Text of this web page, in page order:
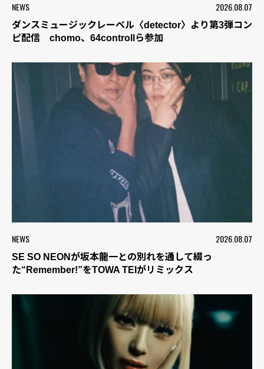
NEWS 2026.08.07
ダンスミュージックレーベル〈detector〉より第3弾コン
ピ配信 chomo、64controllら参加
NEWS 2026.08.07
SE SO NEONが坂本龍一との別れを通して綴っ
た“Remember!”をTOWA TEIがリミックス